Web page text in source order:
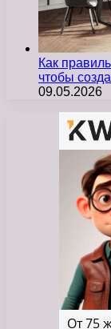
Как
чтобы
09.05.2026